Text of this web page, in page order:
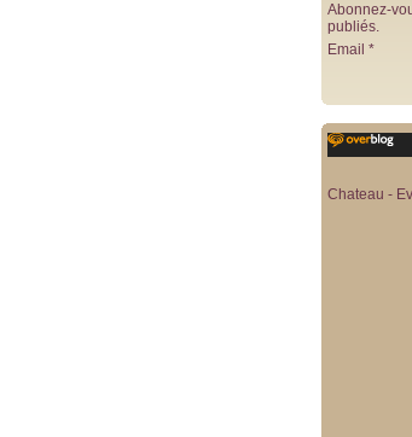
Abonnez-
publiés.
Email
Chateau -